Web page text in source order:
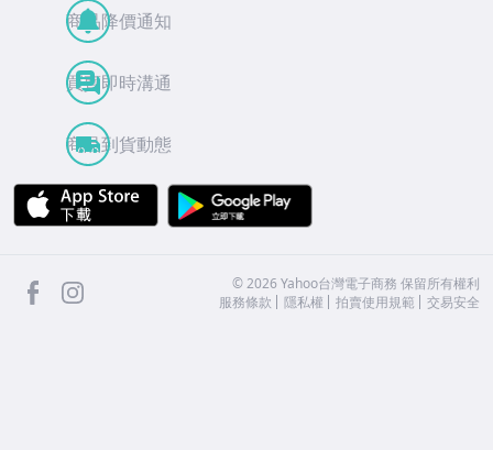
商品降價通知
買賣即時溝通
商品到貨動態
APP Store
facebook ©2026 Yahoo台灣電子商務 保留所有權利
服務條款
隱私權 拍賣使用規範 交易安全